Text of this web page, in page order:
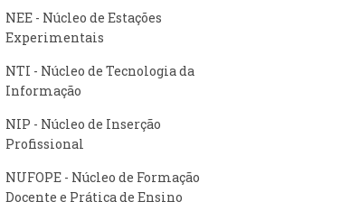
NEE - Núcleo de Estações
Experimentais
NTI - Núcleo de Tecnologia da
Informação
NIP - Núcleo de Inserção
Profissional
NUFOPE - Núcleo de Formação
Docente e Prática de Ensino